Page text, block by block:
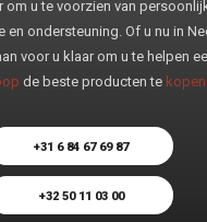
om u te voorzien van
ondersteuning. Of u nu in
voor u klaar om u te helpen
de beste producten te kopen
+31 6 84 67 69 87
+32 50 11 03 00